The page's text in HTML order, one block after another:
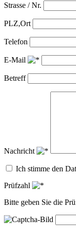
Strasse / Nr.
PLZ,Ort
Telefon
E-Mail
Betreff
Nachricht
Ich stimme den
Prüfzahl
Bitte geben Sie die